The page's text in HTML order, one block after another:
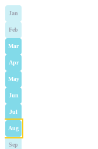
Jan
Feb
Mar
Apr
May
Jun
Jul
Aug
Sep